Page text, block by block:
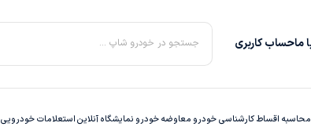
ماحساب کاربری جستجو در خودرو شاپ ...
محاسبه اقساطکارشناسی خودرو معاوضه خودرو نمایشگاه آنلایناستعلامات خودرویی